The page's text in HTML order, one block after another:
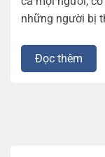
những người bị
Đọc thêm